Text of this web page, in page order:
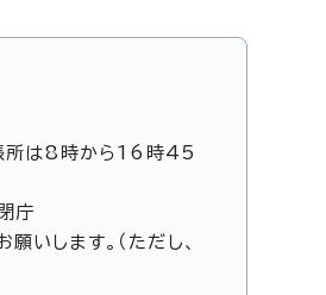
所は8時から16時45
庁
いします。（ただし、